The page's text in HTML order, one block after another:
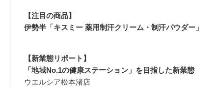
【注目の商品】
伊勢半「キスミー 薬用制汗クリーム・制汗パウダー」
【新業態リポート】
「地域No.1の健康ステーション」を目指した新業態
ウエルシア松本渚店